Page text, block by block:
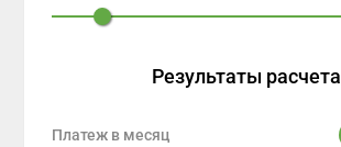
Результаты расчета
Платеж в месяц